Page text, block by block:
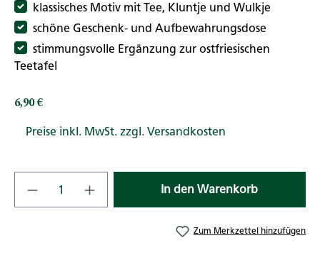
klassisches Motiv mit Tee, Kluntje und Wulkje
schöne Geschenk- und Aufbewahrungsdose
stimmungsvolle Ergänzung zur ostfriesischen
Teetafel
Regulärer Preis:
6,90 €
Preise inkl. MwSt. zzgl. Versandkosten
Produkt Anzahl: Gib den gewünschten
In den Warenkorb
Zum Merkzettel hinzufügen